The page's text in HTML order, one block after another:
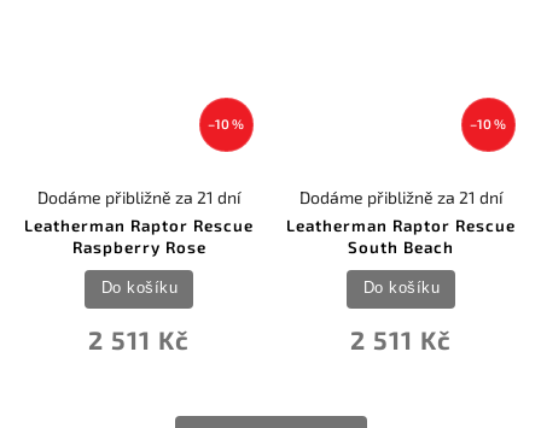
–10 %
Leatherman Raptor Rescue
Raspberry Rose
Dodáme přibližně za 21 dní
2 511 Kč
Do košíku
–10 %
Leatherman Raptor Rescue
South Beach
Dodáme přibližně za 21 dní
2 511 Kč
Do košíku